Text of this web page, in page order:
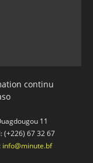
continu
11
(+226) 67 32 67
info@minute.bf